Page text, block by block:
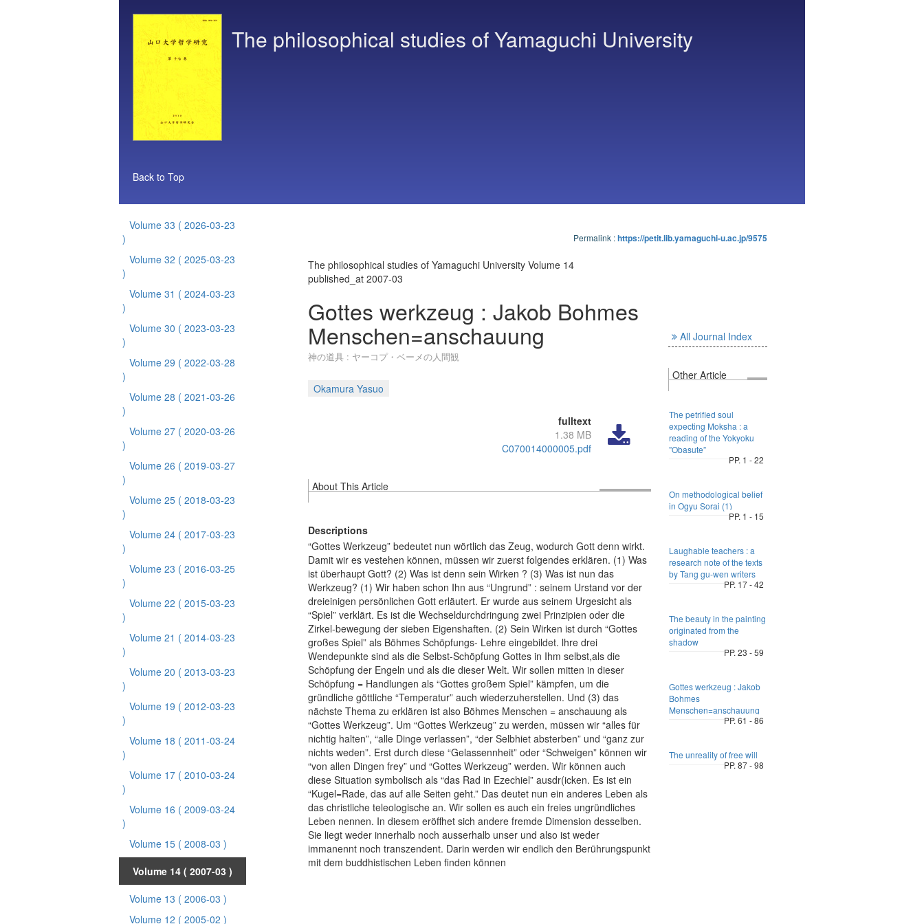
The philosophical studies of Yamaguchi University
Back to Top
Volume 33 ( 2026-03-23
)
Volume 32 ( 2025-03-23
)
Volume 31 ( 2024-03-23
)
Volume 30 ( 2023-03-23
)
Volume 29 ( 2022-03-28
)
Volume 28 ( 2021-03-26
)
Volume 27 ( 2020-03-26
)
Volume 26 ( 2019-03-27
)
Volume 25 ( 2018-03-23
)
Volume 24 ( 2017-03-23
)
Volume 23 ( 2016-03-25
)
Volume 22 ( 2015-03-23
)
Volume 21 ( 2014-03-23
)
Volume 20 ( 2013-03-23
)
Volume 19 ( 2012-03-23
)
Volume 18 ( 2011-03-24
)
Volume 17 ( 2010-03-24
)
Volume 16 ( 2009-03-24
)
Volume 15 ( 2008-03 )
Volume 14 ( 2007-03 )
Volume 13 ( 2006-03 )
Volume 12 ( 2005-02 )
Permalink :https://petit.lib.yamaguchi-u.ac.jp/9575
The philosophical studies of Yamaguchi University Volume 14
published_at 2007-03
Gottes werkzeug : Jakob Bohmes
Menschen=anschauung
神の道具 : ヤーコプ・ベーメの人間観
Okamura Yasuo
fulltext
1.38 MB
C070014000005.pdf
About This Article
Descriptions
“Gottes Werkzeug” bedeutet nun wörtlich das Zeug, wodurch Gott denn wirkt.
Damit wir es vestehen können, müssen wir zuerst folgendes erklären. (1) Was
ist überhaupt Gott? (2) Was ist denn sein Wirken ? (3) Was ist nun das
Werkzeug? (1) Wir haben schon Ihn aus “Ungrund” : seinem Urstand vor der
dreieinigen persönlichen Gott erläutert. Er wurde aus seinem Urgesicht als
“Spiel” verklärt. Es ist die Wechseldurchdringung zwei Prinzipien oder die
Zirkel-bewegung der sieben Eigenshaften. (2) Sein Wirken ist durch “Gottes
großes Spiel” als Böhmes Schöpfungs- Lehre eingebildet. lhre drei
Wendepunkte sind als die Selbst-Schöpfung Gottes in Ihm selbst,als die
Schöpfung der Engeln und als die dieser Welt. Wir sollen mitten in dieser
Schöpfung = Handlungen als “Gottes großem Spiel” kämpfen, um die
gründliche göttliche “Temperatur” auch wiederzuherstellen. Und (3) das
nächste Thema zu erklären ist also Böhmes Menschen = anschauung als
“Gottes Werkzeug”. Um “Gottes Werkzeug” zu werden, müssen wir “alles für
nichtig halten”, “alle Dinge verlassen”, “der Selbhiet absterben” und “ganz zur
nichts weden”. Erst durch diese “Gelassennheit” oder “Schweigen” können wir
“von allen Dingen frey” und “Gottes Werkzeug” werden. Wir können auch
diese Situation symbolisch als “das Rad in Ezechiel” ausdr(icken. Es ist ein
“Kugel=Rade, das auf alle Seiten geht.” Das deutet nun ein anderes Leben als
das christliche teleologische an. Wir sollen es auch ein freies ungründliches
Leben nennen. In diesem eröffhet sich andere fremde Dimension desselben.
Sie liegt weder innerhalb noch ausserhalb unser und also ist weder
immanennt noch transzendent. Darin werden wir endlich den Berührungspunkt
mit dem buddhistischen Leben finden können
All Journal Index
Other Article
The petrified soul
expecting Moksha : a
reading of the Yokyoku
”Obasute”
PP. 1 - 22
On methodological belief
in Ogyu Sorai (1)
PP. 1 - 15
Laughable teachers : a
research note of the texts
by Tang gu-wen writers
PP. 17 - 42
The beauty in the painting
originated from the
shadow
PP. 23 - 59
Gottes werkzeug : Jakob
Bohmes
Menschen=anschauung
PP. 61 - 86
The unreality of free will
PP. 87 - 98